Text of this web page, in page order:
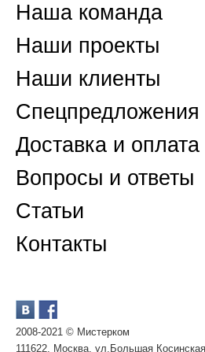
Наша команда
Наши проекты
Наши клиенты
Спецпредложения
Доставка и оплата
Вопросы и ответы
Статьи
Контакты
2008-2021 © Мистерком
111622, Москва, ул.Большая